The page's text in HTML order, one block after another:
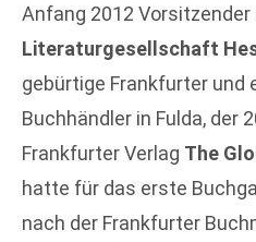
Anfang 2012 Vorsitzender
Literaturgesellschaft
gebürtige Frankfurter und
Buchhändler in Fulda, der
Frankfurter Verlag The
hatte für das erste
nach der Frankfurter